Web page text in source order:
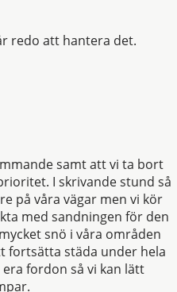
redo att hantera det.
samt att vi ta bort
I skrivande stund så
på våra vägar men vi kör
med sandningen för den
snö i våra områden
fortsätta städa under hela
fordon så vi kan lätt